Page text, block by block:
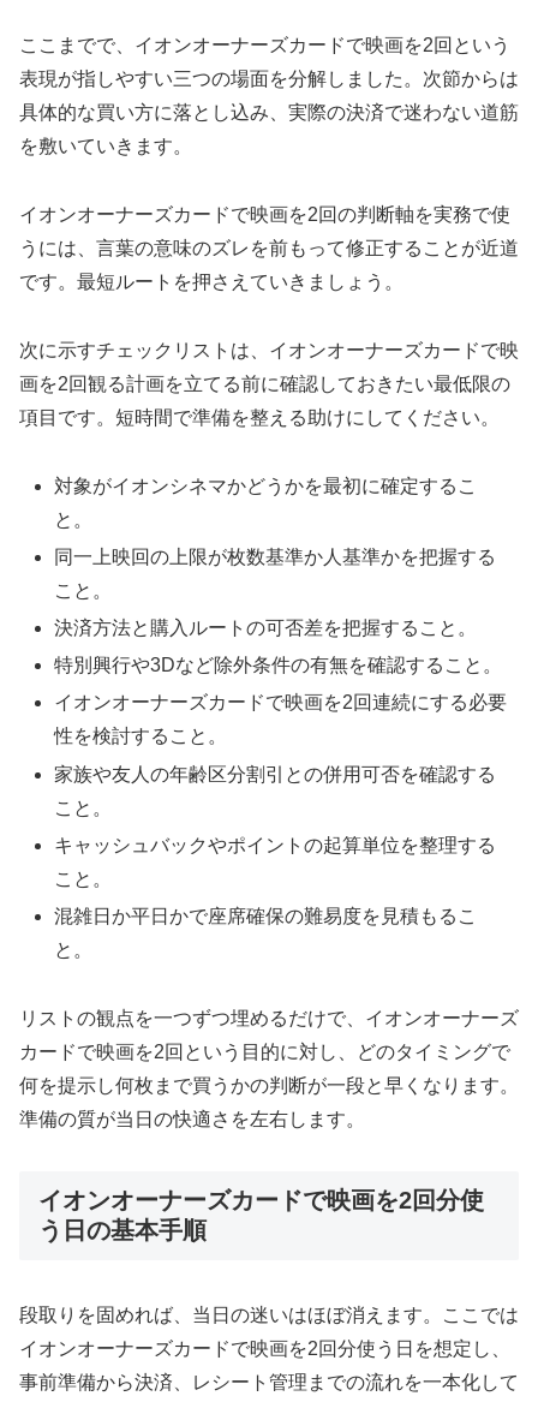
ここまでで、イオンオーナーズカードで映画を2回という
表現が指しやすい三つの場面を分解しました。次節からは
具体的な買い方に落とし込み、実際の決済で迷わない道筋
を敷いていきます。
イオンオーナーズカードで映画を2回の判断軸を実務で使
うには、言葉の意味のズレを前もって修正することが近道
です。最短ルートを押さえていきましょう。
次に示すチェックリストは、イオンオーナーズカードで映
画を2回観る計画を立てる前に確認しておきたい最低限の
項目です。短時間で準備を整える助けにしてください。
対象がイオンシネマかどうかを最初に確定するこ
と。
同一上映回の上限が枚数基準か人基準かを把握する
こと。
決済方法と購入ルートの可否差を把握すること。
特別興行や3Dなど除外条件の有無を確認すること。
イオンオーナーズカードで映画を2回連続にする必要
性を検討すること。
家族や友人の年齢区分割引との併用可否を確認する
こと。
キャッシュバックやポイントの起算単位を整理する
こと。
混雑日か平日かで座席確保の難易度を見積もるこ
と。
リストの観点を一つずつ埋めるだけで、イオンオーナーズ
カードで映画を2回という目的に対し、どのタイミングで
何を提示し何枚まで買うかの判断が一段と早くなります。
準備の質が当日の快適さを左右します。
イオンオーナーズカードで映画を2回分使
う日の基本手順
段取りを固めれば、当日の迷いはほぼ消えます。ここでは
イオンオーナーズカードで映画を2回分使う日を想定し、
事前準備から決済、レシート管理までの流れを一本化して